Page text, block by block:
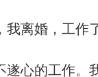
我离婚，工作
遂心的工作。